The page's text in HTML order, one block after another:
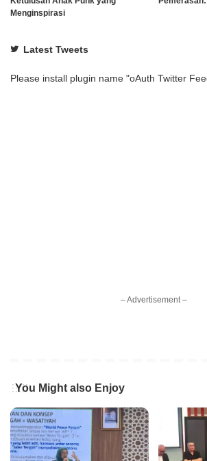
Menginspirasi
Latest Tweets
Please install plugin name "oAuth Twitter
– Advertisement –
You Might also Enjoy